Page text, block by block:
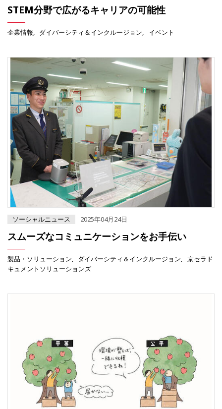
STEM分野で広がるキャリアの可能性
企業情報 ダイバーシティ＆インクルージョン イベント
ソーシャルニュース 2025年04月24日
スムーズなコミュニケーションをお手伝い
製品・ソリューション ダイバーシティ＆インクルージョン
京セラド
キュメントソリューションズ